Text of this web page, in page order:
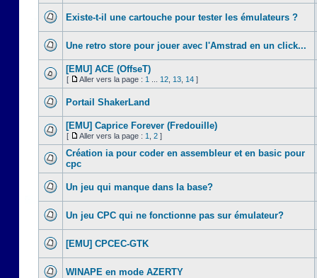
Existe-t-il une cartouche pour tester les émulateurs ?
Une retro store pour jouer avec l'Amstrad en un click...
[EMU] ACE (OffseT)
[ Aller vers la page : 1 12 13 14 ]
Portail ShakerLand
[EMU] Caprice Forever (Fredouille)
[ Aller vers la page : 1 2 ]
Création ia pour coder en assembleur et en basic pour
cpc
Un jeu qui manque dans la base?
Un jeu CPC qui ne fonctionne pas sur émulateur?
[EMU] CPCEC-GTK
WINAPE en mode AZERTY